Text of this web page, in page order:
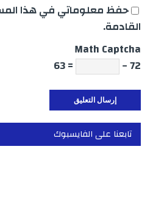
حفظ معلوماتي في هذا
القادمة.
Math Captcha
72 −
= 63
تابعنا على الفايسبوك